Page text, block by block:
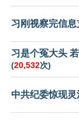
习刚视察完信
习是个冤大头
(20,532次)
中共纪委惊现灵